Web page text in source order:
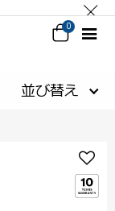
0
並び替え